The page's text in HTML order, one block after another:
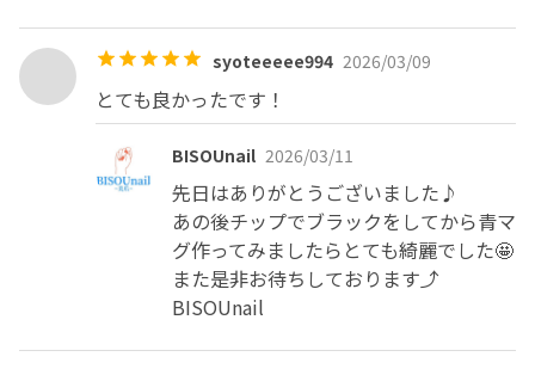
syoteeeee994 2026/03/09
とても良かったです！
BISOUnail 2026/03/11
先日はありがとうございました♪
あの後チップでブラックをしてから青マ
グ作ってみましたらとても綺麗でした🤩
また是非お待ちしております⤴︎
BISOUnail